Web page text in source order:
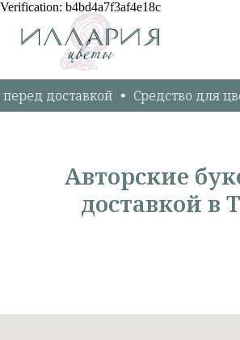
Verification: b4bd4a7f3af4e18c
доставкой Средство для
Авторские
доставкой в